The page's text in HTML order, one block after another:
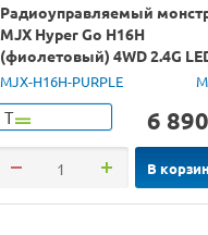
Радиоуправляемый
MJX Hyper Go H16H
(фиолетовый) 4WD 2.4G
GPS 1/16 RTR
MJX-H16H-PURPLE
Т 6 890
В